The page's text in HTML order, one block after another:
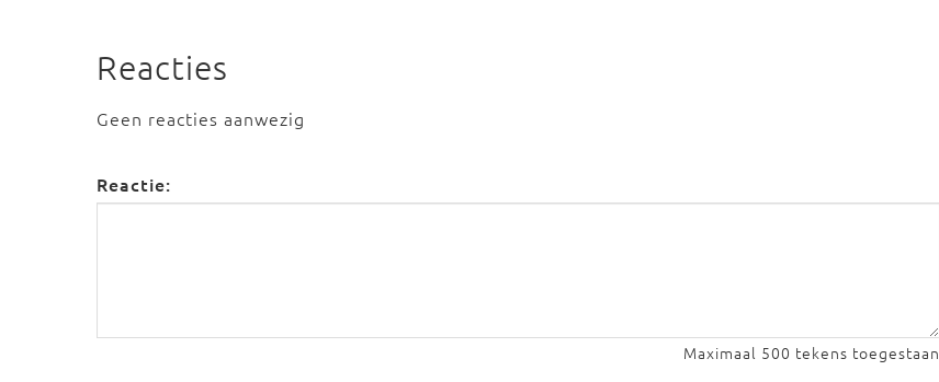
Reacties
Geen reacties aanwezig
Reactie:
Maximaal 500 tekens toegestaan